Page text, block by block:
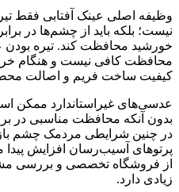
وظیفه اصلی عینک آفتابی فقط
نیست؛ بلکه باید از چشم‌ها در
خورشید محافظت کند. تیره بودن
محافظت کافی نیست و هنگام
کیفیت ساخت فریم و اصالت
عدسی‌های غیراستاندارد ممکن
بدون آنکه محافظت مناسبی در
در چنین شرایطی مردمک چشم
پرتوهای آسیب‌رسان افزایش
از فروشگاه تخصصی و بررسی
زیادی دارد.